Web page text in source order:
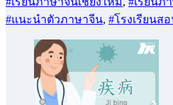
#แนะนำตัวภาษาจีน, #โรงเรียนส